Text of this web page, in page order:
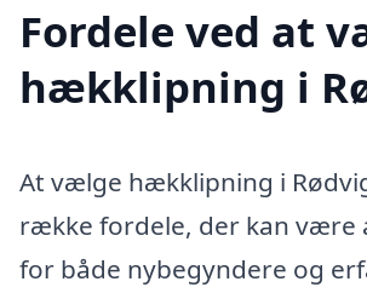
Fordele ved at
hækklipning i
At vælge hækklipning i
række fordele, der kan være
for både nybegyndere og